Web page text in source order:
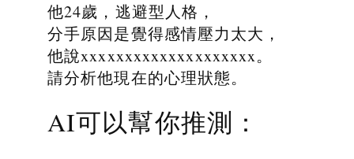
他24歲，逃避型人格，
分手原因是覺得感情壓力太大，
他說xxxxxxxxxxxxxxxxxxxx。
請分析他現在的心理狀態。
AI可以幫你推測：